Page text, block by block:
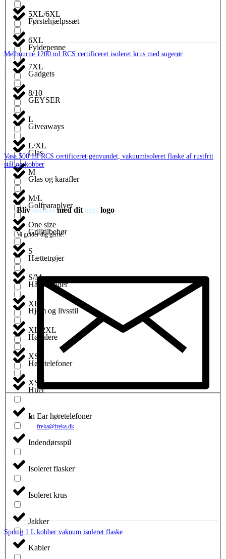
Førstehjælpssæt
Fyldepenne
Gadgets
GEYSER
Giveaways
Glas
Glas og karafler
Golfparaplyer
Grilltilbehør
Hættetrøjer
Håndklæder
Hjem og livsstil
Højtalere
Høretelefoner
Huer
In Ear høretelefoner
Indendørsspil
Isoleret flasker
Isoleret krus
Jakker
Kabler
5XL/6XL
6XL
7XL
8/10
L
L/XL
M
M/L
One size
S
S/M
XL
XL/2XL
XS
XS/S
Melbourne 1200 ml RCS certificeret isoleret krus med sugerør
Vasa 500 ml RCS certificeret genvundet, vakuumisoleret flaske af rustfrit
stål og kobber
Blivhusketmed dit eget logo
Vi guider dig gerne.
freka@freka.dk
Spring 1 L kobber vakuum isoleret flaske